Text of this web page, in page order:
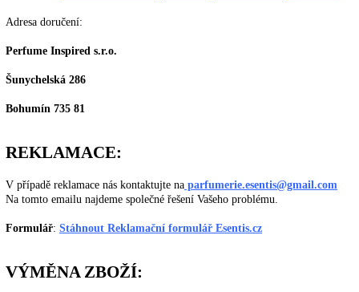
Adresa doručení:
Perfume Inspired s.r.o.
Šunychelská 286
Bohumín 735 81
REKLAMACE:
V případě reklamace nás kontaktujte na parfumerie.esentis@gmail.com
Na tomto emailu najdeme společné řešení Vašeho problému.
Formulář: Stáhnout Reklamační formulář Esentis.cz
VÝMĚNA ZBOŽÍ: